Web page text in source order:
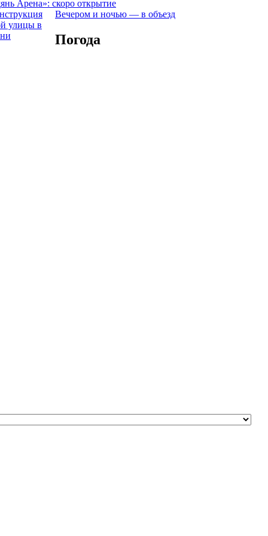
Арена»: скоро открытие
Вечером и ночью — в объезд
Погода